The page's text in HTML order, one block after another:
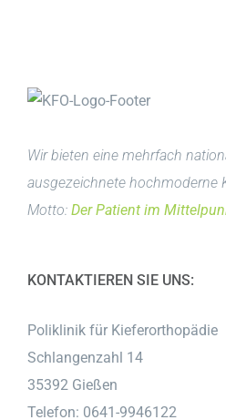
Wir bieten eine mehrfach
ausgezeichnete hochmoderne
Motto: Der Patient im
KONTAKTIEREN SIE UNS:
Poliklinik für Kieferorthopädie
Schlangenzahl 14
35392 Gießen
Telefon: 0641-9946122